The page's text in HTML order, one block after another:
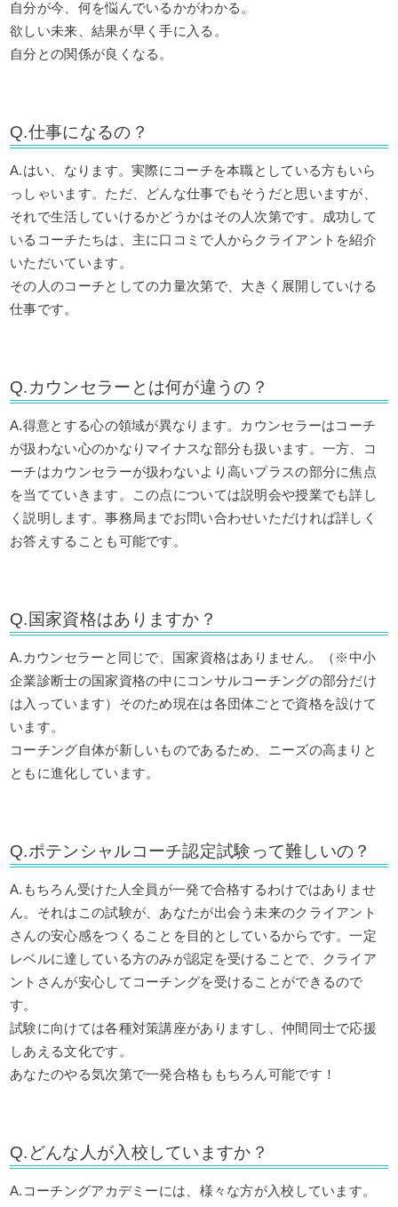
自分が今、何を悩んでいるかがわかる。
欲しい未来、結果が早く手に入る。
自分との関係が良くなる。
Q.仕事になるの？
A.はい、なります。実際にコーチを本職としている方もいら
っしゃいます。ただ、どんな仕事でもそうだと思いますが、
それで生活していけるかどうかはその人次第です。成功して
いるコーチたちは、主に口コミで人からクライアントを紹介
いただいています。
その人のコーチとしての力量次第で、大きく展開していける
仕事です。
Q.カウンセラーとは何が違うの？
A.得意とする心の領域が異なります。カウンセラーはコーチ
が扱わない心のかなりマイナスな部分も扱います。一方、コ
ーチはカウンセラーが扱わないより高いプラスの部分に焦点
を当てていきます。この点については説明会や授業でも詳し
く説明します。事務局までお問い合わせいただければ詳しく
お答えすることも可能です。
Q.国家資格はありますか？
A.カウンセラーと同じで、国家資格はありません。（※中小
企業診断士の国家資格の中にコンサルコーチングの部分だけ
は入っています）そのため現在は各団体ごとで資格を設けて
います。
コーチング自体が新しいものであるため、ニーズの高まりと
ともに進化しています。
Q.ポテンシャルコーチ認定試験って難しいの？
A.もちろん受けた人全員が一発で合格するわけではありませ
ん。それはこの試験が、あなたが出会う未来のクライアント
さんの安心感をつくることを目的としているからです。一定
レベルに達している方のみが認定を受けることで、クライア
ントさんが安心してコーチングを受けることができるので
す。
試験に向けては各種対策講座がありますし、仲間同士で応援
しあえる文化です。
あなたのやる気次第で一発合格ももちろん可能です！
Q.どんな人が入校していますか？
A.コーチングアカデミーには、様々な方が入校しています。